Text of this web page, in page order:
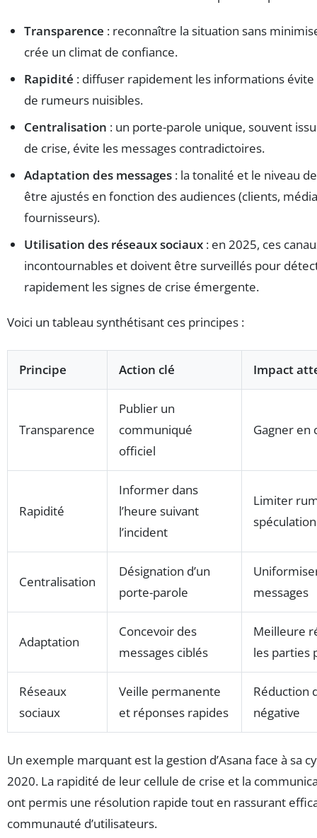
Transparence : reconnaître la situation sans
crée un climat de confiance.
Rapidité : diffuser rapidement les informations
de rumeurs nuisibles.
Centralisation : un porte-parole unique, souvent
de crise, évite les messages contradictoires.
Adaptation des messages : la tonalité et le niveau
être ajustés en fonction des audiences (clients,
fournisseurs).
Utilisation des réseaux sociaux : en 2025, ces
incontournables et doivent être surveillés pour
rapidement les signes de crise émergente.
Voici un tableau synthétisant ces principes :
Principe Action clé Impact
Transparence
Publier un
communiqué
officiel
Gagner en
Rapidité
Informer dans
l’heure suivant
l’incident
Limiter
Centralisation
Désignation d’un
porte-parole
messages
Adaptation
Concevoir des
messages ciblés
Meilleure
les parties
Réseaux
sociaux
Veille permanente
et réponses rapides
Réduction
négative
Un exemple marquant est la gestion d’Asana face à sa
2020. La rapidité de leur cellule de crise et la
ont permis une résolution rapide tout en rassurant
communauté d’utilisateurs.